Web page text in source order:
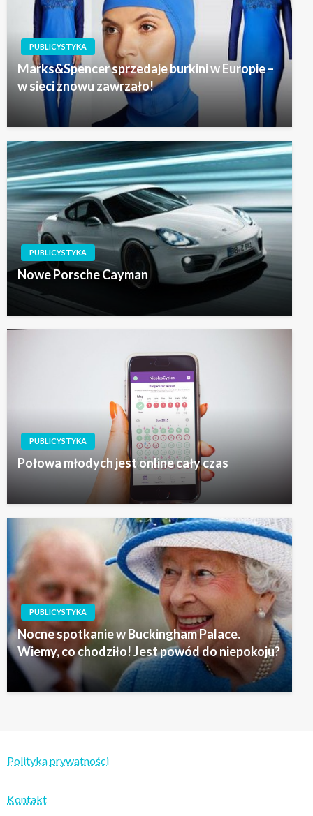
PUBLICYSTYKA
Marks&Spencer sprzedaje burkini w Europie –
w sieci znowu zawrzało!
PUBLICYSTYKA
Nowe Porsche Cayman
PUBLICYSTYKA
Połowa młodych jest online cały czas
PUBLICYSTYKA
Nocne spotkanie w Buckingham Palace.
Wiemy, co chodziło! Jest powód do niepokoju?
Polityka prywatności
Kontakt